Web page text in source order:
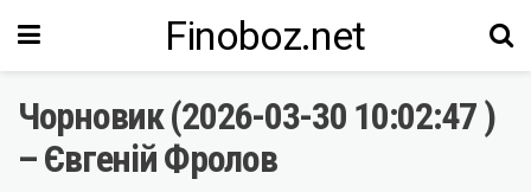
Finoboz.net
Чорновик (2026-03-30 10:02:47 )
– Євгеній Фролов